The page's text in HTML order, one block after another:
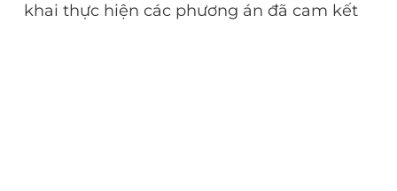
khai thực hiện các phương án đã cam kết